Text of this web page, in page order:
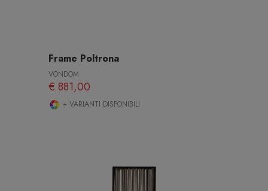
Frame Poltrona
VONDOM
€ 881,00
+ VARIANTI DISPONIBILI